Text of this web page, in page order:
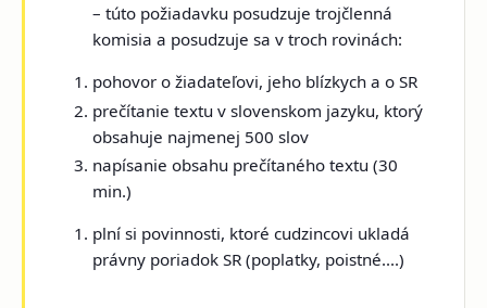
– túto požiadavku posudzuje trojčlenná
komisia a posudzuje sa v troch rovinách:
pohovor o žiadateľovi, jeho blízkych a o SR
prečítanie textu v slovenskom jazyku, ktorý
obsahuje najmenej 500 slov
napísanie obsahu prečítaného textu (30
min.)
plní si povinnosti, ktoré cudzincovi ukladá
právny poriadok SR (poplatky, poistné....)